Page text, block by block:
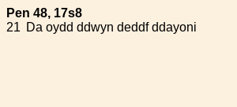
Pen 48, 17s8
21 Da oydd ddwyn deddf ddayoni